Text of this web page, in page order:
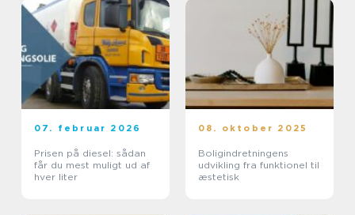
07. februar 2026
Prisen på diesel: sådan
får du mest muligt ud af
hver liter
08. oktober 2025
Boligindretningens
udvikling fra funktionel til
æstetisk